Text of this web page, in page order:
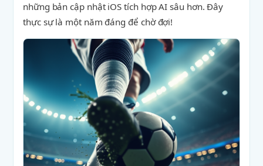
những bản cập nhật iOS tích hợp AI sâu hơn. Đây
thực sự là một năm đáng để chờ đợi!